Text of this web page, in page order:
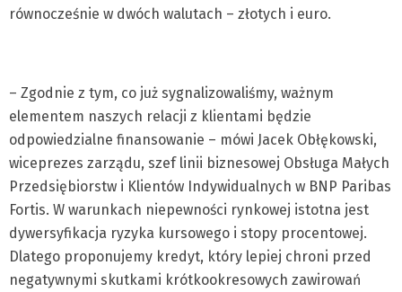
równocześnie w dwóch walutach – złotych i euro.
– Zgodnie z tym, co już sygnalizowaliśmy, ważnym
elementem naszych relacji z klientami będzie
odpowiedzialne finansowanie – mówi Jacek Obłękowski,
wiceprezes zarządu, szef linii biznesowej Obsługa Małych
Przedsiębiorstw i Klientów Indywidualnych w BNP Paribas
Fortis. W warunkach niepewności rynkowej istotna jest
dywersyfikacja ryzyka kursowego i stopy procentowej.
Dlatego proponujemy kredyt, który lepiej chroni przed
negatywnymi skutkami krótkookresowych zawirowań